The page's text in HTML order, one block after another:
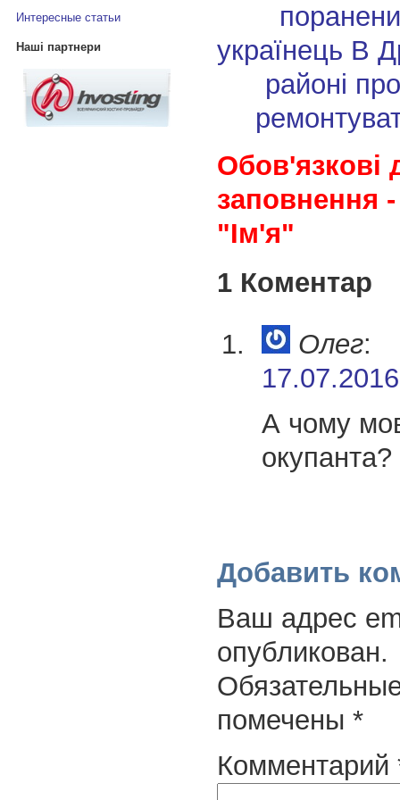
Интересные статьи
Наші партнери
українець В
районі
Обов'язкові
заповнення
"Ім'я"
1 Коментар
Олег:
А чому
окупанта?
Добавить
Ваш адрес
опубликован.
помечены *
Комментарий